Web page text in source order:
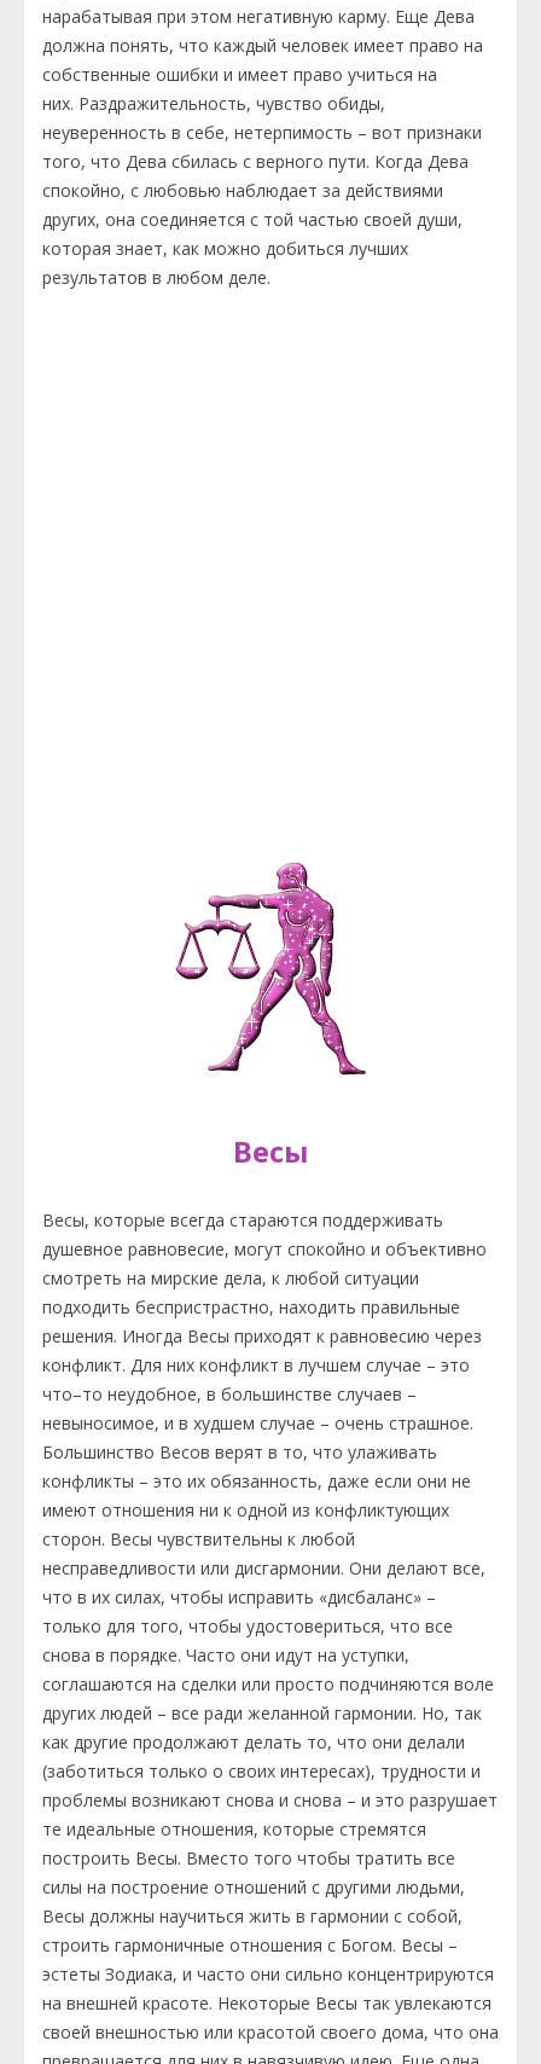
нарабатывая при этом негативную карму. Еще Дева
должна понять, что каждый человек имеет право на
собственные ошибки и имеет право учиться на
них. Раздражительность, чувство обиды,
неуверенность в себе, нетерпимость – вот признаки
того, что Дева сбилась с верного пути. Когда Дева
спокойно, с любовью наблюдает за действиями
других, она соединяется с той частью своей души,
которая знает, как можно добиться лучших
результатов в любом деле.
Весы
Весы, которые всегда стараются поддерживать
душевное равновесие, могут спокойно и объективно
смотреть на мирские дела, к любой ситуации
подходить беспристрастно, находить правильные
решения. Иногда Весы приходят к равновесию через
конфликт. Для них конфликт в лучшем случае – это
что–то неудобное, в большинстве случаев –
невыносимое, и в худшем случае – очень страшное.
Большинство Весов верят в то, что улаживать
конфликты – это их обязанность, даже если они не
имеют отношения ни к одной из конфликтующих
сторон. Весы чувствительны к любой
несправедливости или дисгармонии. Они делают все,
что в их силах, чтобы исправить «дисбаланс» –
только для того, чтобы удостовериться, что все
снова в порядке. Часто они идут на уступки,
соглашаются на сделки или просто подчиняются воле
других людей – все ради желанной гармонии. Но, так
как другие продолжают делать то, что они делали
(заботиться только о своих интересах), трудности и
проблемы возникают снова и снова – и это разрушает
те идеальные отношения, которые стремятся
построить Весы. Вместо того чтобы тратить все
силы на построение отношений с другими людьми,
Весы должны научиться жить в гармонии с собой,
строить гармоничные отношения с Богом. Весы –
эстеты Зодиака, и часто они сильно концентрируются
на внешней красоте. Некоторые Весы так увлекаются
своей внешностью или красотой своего дома, что она